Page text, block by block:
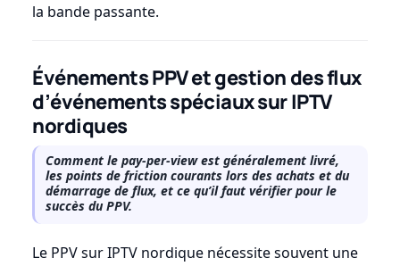
la bande passante.
Événements PPV et gestion des flux
d’événements spéciaux sur IPTV
nordiques
Comment le pay-per-view est généralement livré,
les points de friction courants lors des achats et du
démarrage de flux, et ce qu’il faut vérifier pour le
succès du PPV.
Le PPV sur IPTV nordique nécessite souvent une